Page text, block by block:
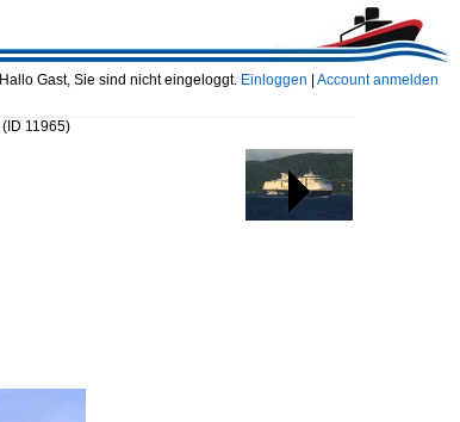
Hallo Gast, Sie sind nicht eingeloggt. Einloggen Account anmelden
(ID 11965)